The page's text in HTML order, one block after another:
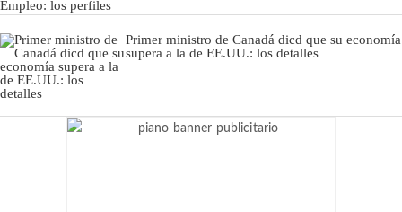
Primer ministro de Canadá dicd que su economía
supera a la de EE.UU.: los detalles